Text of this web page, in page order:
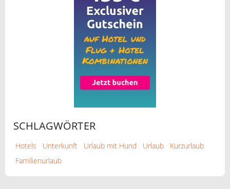
SCHLAGWÖRTER
Hotels Unterkunft Urlaub mit Hund Urlaub
Kurzurlaub
Familienurlaub